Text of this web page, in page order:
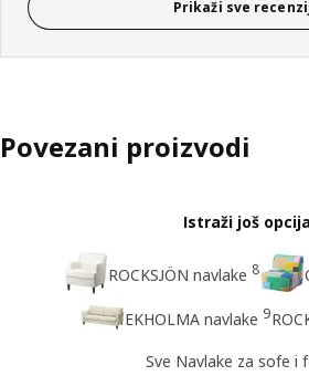
Prikaži sve
Povezani proizvodi
Istraži još opcija
ROCKSJÖN navlake 8
EKHOLMA navlake 9
Sve Navlake za sofe i